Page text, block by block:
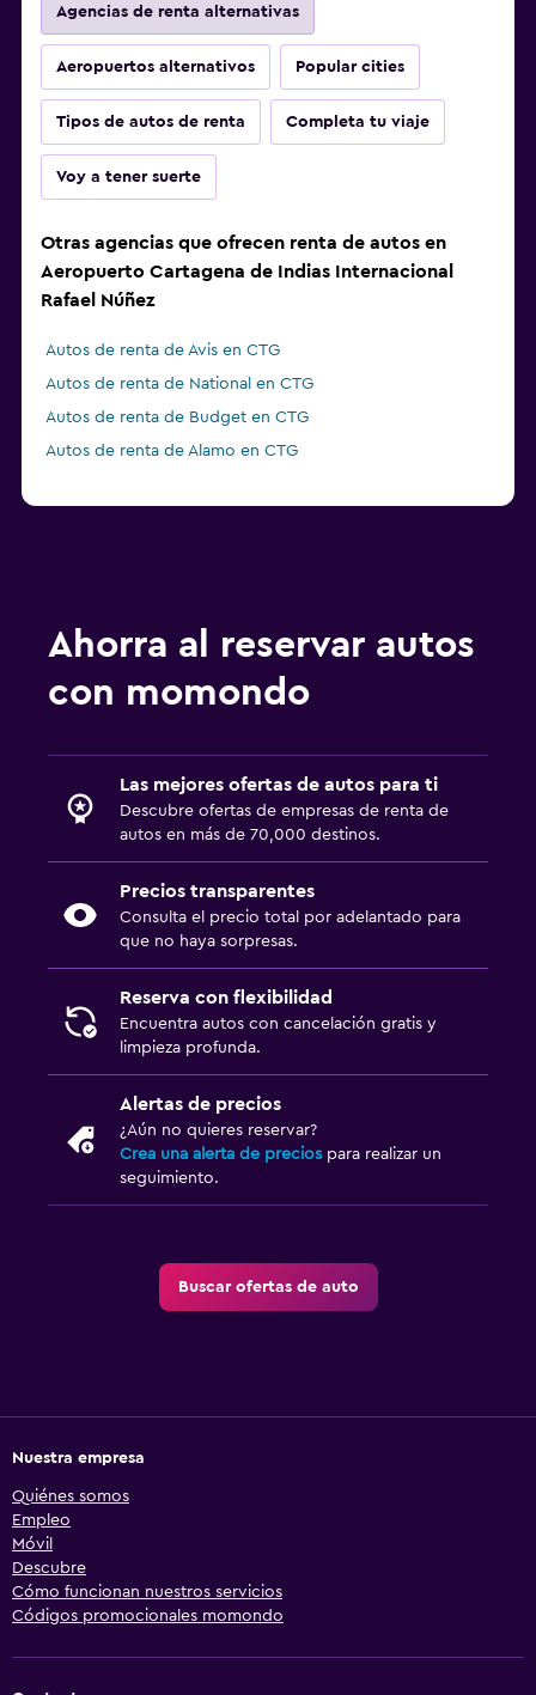
Agencias de renta alternativas
Aeropuertos alternativos Popular cities
Tipos de autos de renta Completa tu viaje
Voy a tener suerte
Otras agencias que ofrecen renta de autos en
Aeropuerto Cartagena de Indias Internacional
Rafael Núñez
Autos de renta de Avis en CTG
Autos de renta de National en CTG
Autos de renta de Budget en CTG
Autos de renta de Alamo en CTG
Ahorra al reservar autos
con momondo
Las mejores ofertas de autos para ti
Descubre ofertas de empresas de renta de
autos en más de 70,000 destinos.
Precios transparentes
Consulta el precio total por adelantado para
que no haya sorpresas.
Reserva con flexibilidad
Encuentra autos con cancelación gratis y
limpieza profunda.
Alertas de precios
¿Aún no quieres reservar?
Crea una alerta de precios para realizar un
seguimiento.
Buscar ofertas de auto
Nuestra empresa
Quiénes somos
Empleo
Móvil
Descubre
Cómo funcionan nuestros servicios
Códigos promocionales momondo